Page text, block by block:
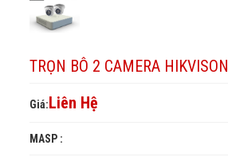
TRỌN BÔ 2 CAMERA HIKVISON
Giá:Liên Hệ
MASP :